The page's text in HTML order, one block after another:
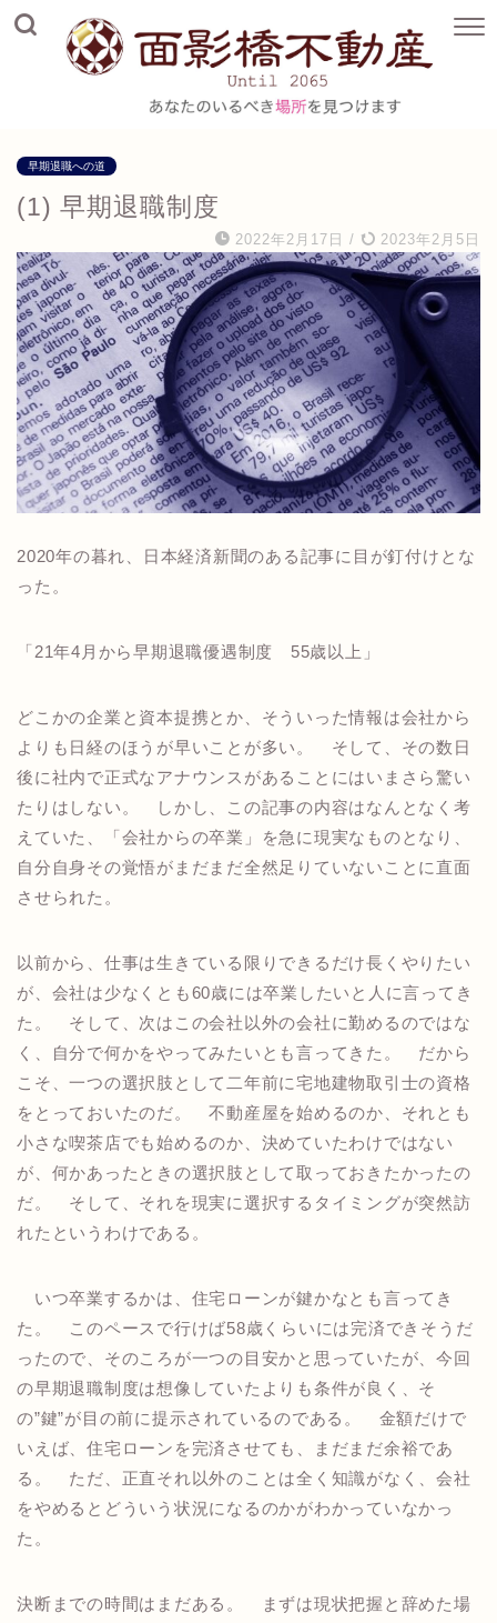
早期退職への道
(1) 早期退職制度
2022年2月17日 / 2023年2月5日
2020年の暮れ、日本経済新聞のある記事に目が釘付けとな
った。
「21年4月から早期退職優遇制度 55歳以上」
どこかの企業と資本提携とか、そういった情報は会社から
よりも日経のほうが早いことが多い。 そして、その数日
後に社内で正式なアナウンスがあることにはいまさら驚い
たりはしない。 しかし、この記事の内容はなんとなく考
えていた、「会社からの卒業」を急に現実なものとなり、
自分自身その覚悟がまだまだ全然足りていないことに直面
させられた。
以前から、仕事は生きている限りできるだけ長くやりたい
が、会社は少なくとも60歳には卒業したいと人に言ってき
た。 そして、次はこの会社以外の会社に勤めるのではな
く、自分で何かをやってみたいとも言ってきた。 だから
こそ、一つの選択肢として二年前に宅地建物取引士の資格
をとっておいたのだ。 不動産屋を始めるのか、それとも
小さな喫茶店でも始めるのか、決めていたわけではない
が、何かあったときの選択肢として取っておきたかったの
だ。 そして、それを現実に選択するタイミングが突然訪
れたというわけである。
いつ卒業するかは、住宅ローンが鍵かなとも言ってき
た。 このペースで行けば58歳くらいには完済できそうだ
ったので、そのころが一つの目安かと思っていたが、今回
の早期退職制度は想像していたよりも条件が良く、そ
の”鍵”が目の前に提示されているのである。 金額だけで
いえば、住宅ローンを完済させても、まだまだ余裕であ
る。 ただ、正直それ以外のことは全く知識がなく、会社
をやめるとどういう状況になるのかがわかっていなかっ
た。
決断までの時間はまだある。 まずは現状把握と辞めた場